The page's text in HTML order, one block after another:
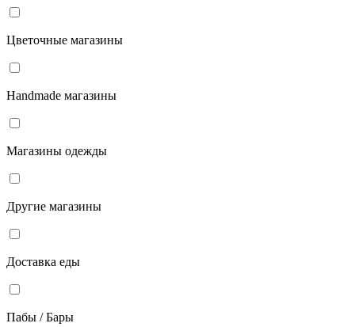
Цветочные магазины
Handmade магазины
Магазины одежды
Другие магазины
Доставка еды
Пабы / Бары